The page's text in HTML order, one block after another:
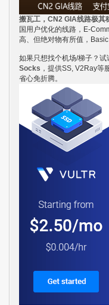
搬瓦工，CN2 GIA线路极其
国用户优化的线路，E-
高、但绝对物有所值，Basic
如果只想找个机场/梯子？试
Socks ，提供SS, V2Ray等
省心免折腾。